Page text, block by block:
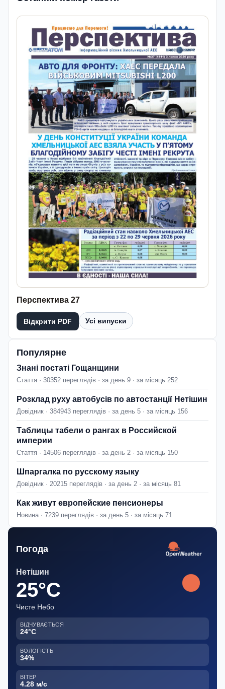
Перспектива 27
Відкрити PDF Усі випуски
Популярне
Знані постаті Гощанщини
Стаття · 30352 переглядів · за день 9 · за місяць 252
Розклад руху автобусів по автостанції Нетішин
Довідник · 384943 переглядів · за день 5 · за місяць 156
Таблицы табели о рангах в Российской
империи
Стаття · 14506 переглядів · за день 2 · за місяць 150
Шпаргалка по русскому языку
Довідник · 20215 переглядів · за день 2 · за місяць 81
Как живут европейские пенсионеры
Новина · 7239 переглядів · за день 5 · за місяць 71
Погода
Нетішин
25°C
Чисте Небо
ВІДЧУВАЄТЬСЯ
24°C
ВОЛОГІСТЬ
34%
ВІТЕР
4.28 м/с